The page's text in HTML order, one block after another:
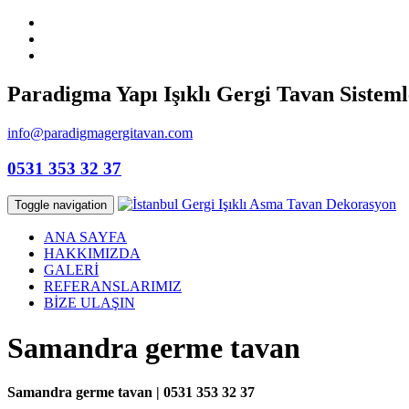
Paradigma Yapı Işıklı Gergi Tavan
info@paradigmagergitavan.com
0531 353 32 37
Toggle navigation
ANA SAYFA
HAKKIMIZDA
GALERİ
REFERANSLARIMIZ
BİZE ULAŞIN
Samandra germe tavan
Samandra germe tavan | 0531 353 32 37